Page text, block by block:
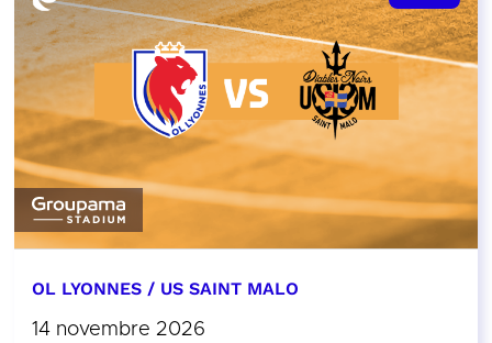
OL LYONNES / US SAINT MALO
14 novembre 2026